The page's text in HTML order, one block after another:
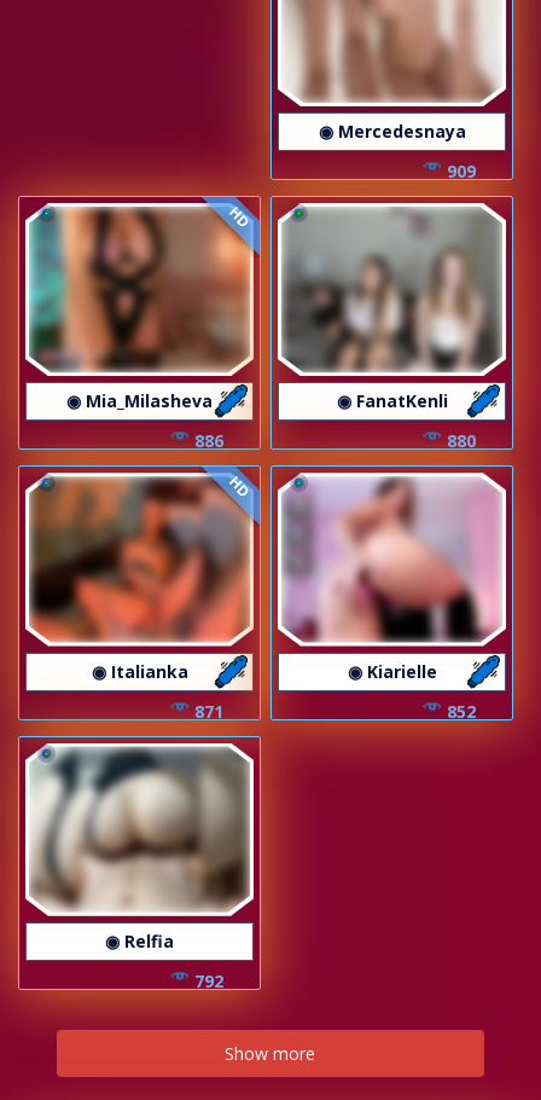
◉ Mercedesnaya
909
HD
◉ Mia_Milasheva
886
◉ FanatKenli
880
HD
◉ Italianka
871
◉ Kiarielle
852
◉ Relfia
792
Show more